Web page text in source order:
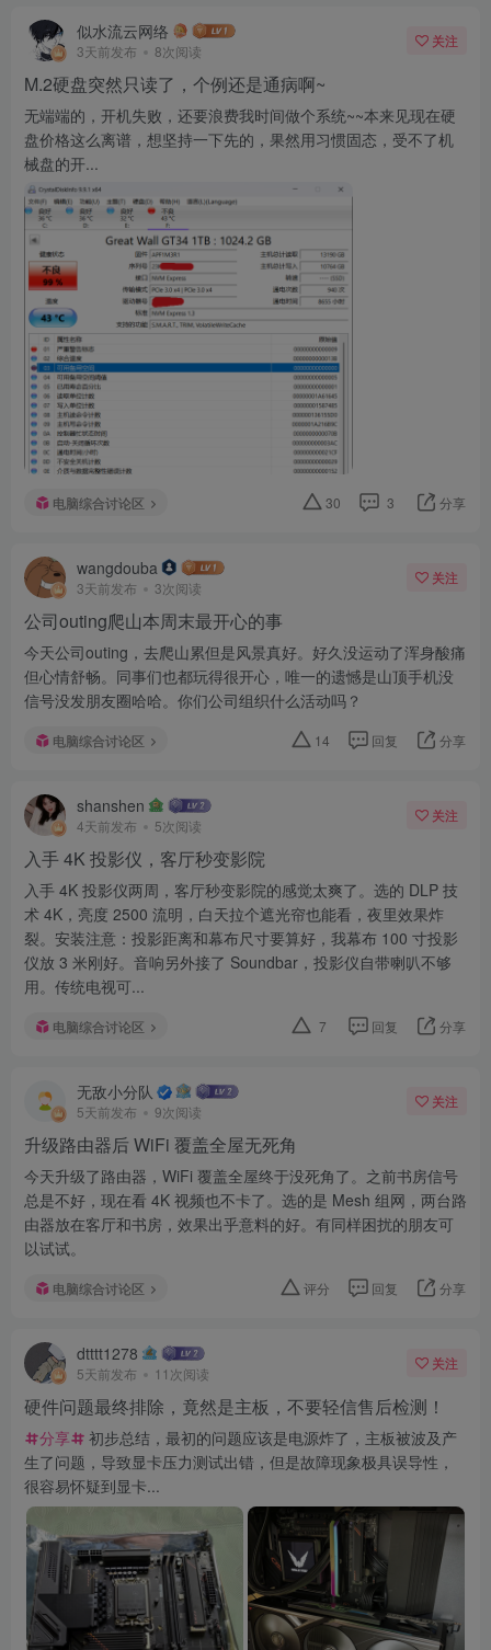
似水流云网络
3天前发布 8次阅读
关注
M.2硬盘突然只读了，个例还是通病啊~
无端端的，开机失败，还要浪费我时间做个系统~~本来见现在硬
盘价格这么离谱，想坚持一下先的，果然用习惯固态，受不了机
械盘的开...
电脑综合讨论区 30 3 分享
wangdouba
3天前发布 3次阅读
关注
公司outing爬山本周末最开心的事
今天公司outing，去爬山累但是风景真好。好久没运动了浑身酸痛
但心情舒畅。同事们也都玩得很开心，唯一的遗憾是山顶手机没
信号没发朋友圈哈哈。你们公司组织什么活动吗？
电脑综合讨论区 14 回复 分享
shanshen
4天前发布 5次阅读
关注
入手 4K 投影仪，客厅秒变影院
入手 4K 投影仪两周，客厅秒变影院的感觉太爽了。选的 DLP 技
术 4K，亮度 2500 流明，白天拉个遮光帘也能看，夜里效果炸
裂。安装注意：投影距离和幕布尺寸要算好，我幕布 100 寸投影
仪放 3 米刚好。音响另外接了 Soundbar，投影仪自带喇叭不够
用。传统电视可...
电脑综合讨论区 7 回复 分享
无敌小分队
5天前发布 9次阅读
关注
升级路由器后 WiFi 覆盖全屋无死角
今天升级了路由器，WiFi 覆盖全屋终于没死角了。之前书房信号
总是不好，现在看 4K 视频也不卡了。选的是 Mesh 组网，两台路
由器放在客厅和书房，效果出乎意料的好。有同样困扰的朋友可
以试试。
电脑综合讨论区 评分 回复 分享
dtttt1278
5天前发布 11次阅读
关注
硬件问题最终排除，竟然是主板，不要轻信售后检测！
分享
初步总结，最初的问题应该是电源炸了，主板被波及产
生了问题，导致显卡压力测试出错，但是故障现象极具误导性，
很容易怀疑到显卡...